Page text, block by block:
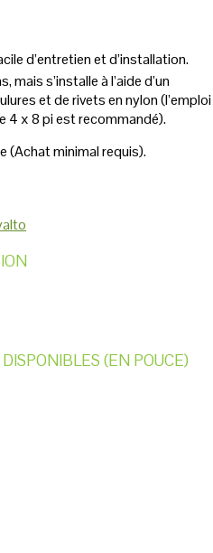
d’entretien et d’installation.
mais s’installe à l’aide d’un
et de rivets en nylon (l’emploi
4 x 8 pi est recommandé).
(Achat minimal requis).
(EN POUCE)